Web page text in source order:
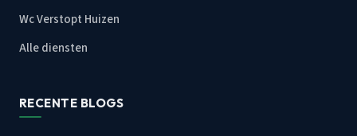
Wc Verstopt Huizen
Alle diensten
RECENTE BLOGS